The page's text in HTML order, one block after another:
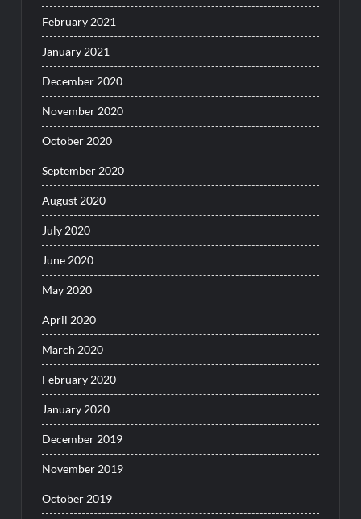
February 2021
January 2021
December 2020
November 2020
October 2020
September 2020
August 2020
July 2020
June 2020
May 2020
April 2020
March 2020
February 2020
January 2020
December 2019
November 2019
October 2019